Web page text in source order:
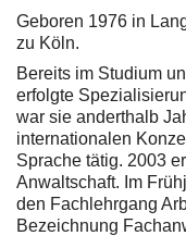
Geboren 1976 in
zu Köln.
Bereits im Studium
erfolgte
war sie anderthalb
internationalen
Sprache tätig. 2003
Anwaltschaft. Im
den Fachlehrgang
Bezeichnung